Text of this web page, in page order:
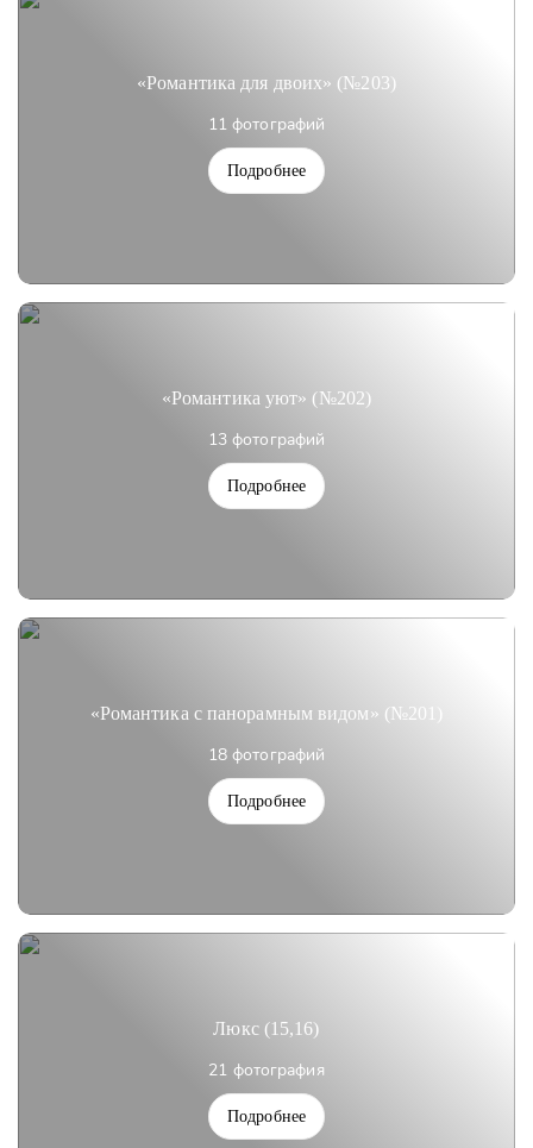
«Романтика для двоих» (№203)
11 фотографий
Подробнее
«Романтика уют» (№202)
13 фотографий
Подробнее
«Романтика с панорамным видом» (№201)
18 фотографий
Подробнее
Люкс (15,16)
21 фотография
Подробнее